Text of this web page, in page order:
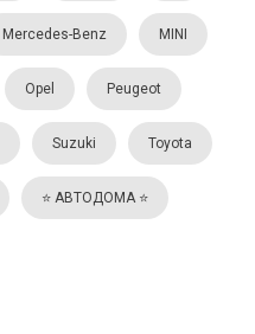
Mercedes-Benz MINI
Opel Peugeot
Suzuki Toyota
⭐️ АВТОДОМА ⭐️